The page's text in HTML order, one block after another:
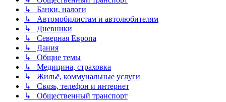
↳ Банки, налоги
↳ Автомобилистам и автолюбителям
↳ Дневники
↳ Северная Европа
↳ Дания
↳ Общие темы
↳ Медицина, страховка
↳ Жильё, коммунальные услуги
↳ Связь, телефон и интернет
↳ Общественный транспорт